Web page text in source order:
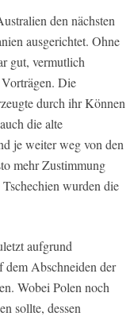
den nächsten
ausgerichtet. Ohne
gut, vermutlich
Die
durch ihr Können
die alte
je weiter weg von den
mehr Zustimmung
wurden die
aufgrund
Abschneiden der
Wobei Polen noch
sollte, dessen